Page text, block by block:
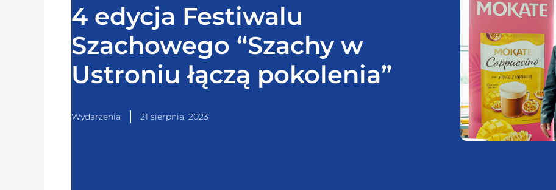
4 edycja Festiwalu
Szachowego “Szachy w
Ustroniu łączą pokolenia”
Wydarzenia 21 sierpnia, 2023